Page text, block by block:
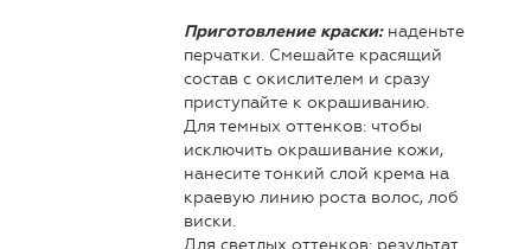
Приготовление краски:наденьте
перчатки. Смешайте красящий
состав с окислителем и сразу
приступайте к окрашиванию.
Для темных оттенков: чтобы
исключить окрашивание кожи,
нанесите тонкий слой крема на
краевую линию роста волос, лоб
виски.